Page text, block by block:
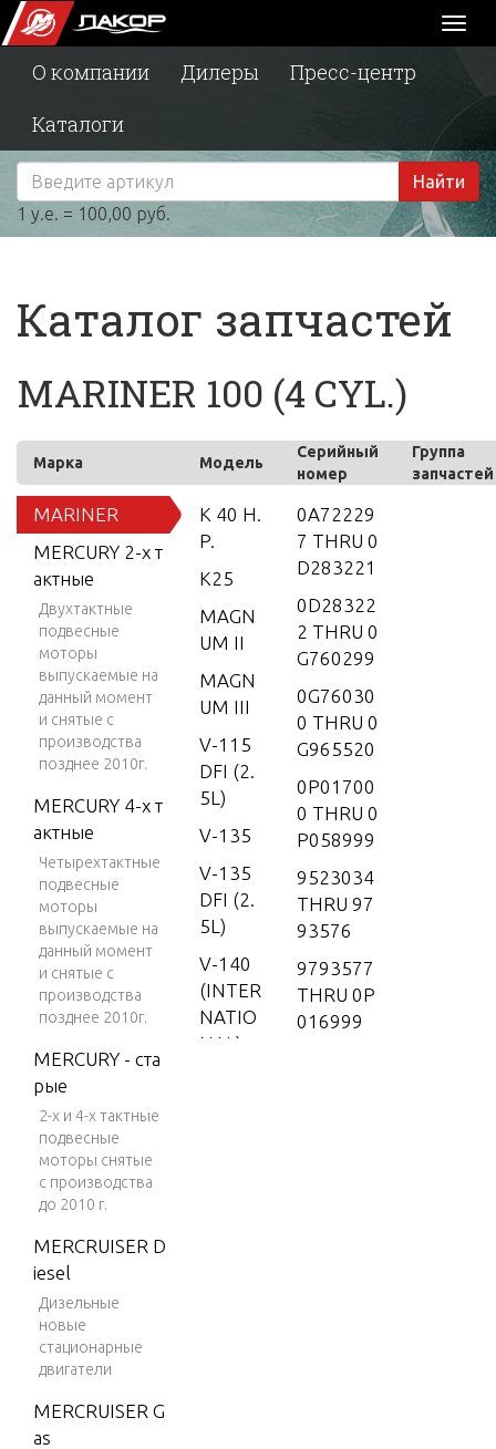
О компании Дилеры
Пресс-центр
Каталоги
Найти
1 у.е. = 100,00 руб.
Каталог запчастей
MARINER 100 (4 CYL.)
Марка Модель
Серийный
номер
Группа
запчастей
MARINER
MERCURY 2-х т
актные
Двухтактные
подвесные
моторы
выпускаемые на
данный момент
и снятые с
производства
позднее 2010г.
MERCURY 4-х т
актные
Четырехтактные
подвесные
моторы
выпускаемые на
данный момент
и снятые с
производства
позднее 2010г.
MERCURY - ста
рые
2-х и 4-х тактные
подвесные
моторы снятые
с производства
до 2010 г.
MERCRUISER D
iesel
Дизельные
новые
стационарные
двигатели
MERCRUISER G
as
K 40 H.
P.
K25
MAGN
UM II
MAGN
UM III
V-115
DFI (2.
5L)
V-135
V-135
DFI (2.
5L)
V-140
(INTER
NATIO
NAL)
0A72229
7 THRU 0
D283221
0D28322
2 THRU 0
G760299
0G76030
0 THRU 0
G965520
0P01700
0 THRU 0
P058999
9523034
THRU 97
93576
9793577
THRU 0P
016999